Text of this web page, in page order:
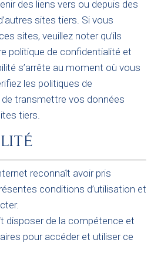
des liens vers ou depuis des
sites tiers. Si vous
sites, veuillez noter qu’ils
politique de confidentialité et
s’arrête au moment où vous
les politiques de
transmettre vos données
tiers.
reconnaît avoir pris
conditions d’utilisation et
disposer de la compétence et
pour accéder et utiliser ce